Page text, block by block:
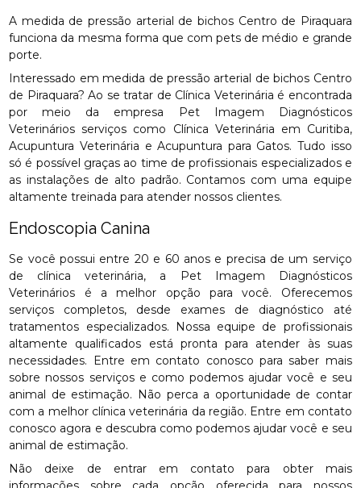
A medida de pressão arterial de bichos Centro de Piraquara
funciona da mesma forma que com pets de médio e grande
porte.
Interessado em medida de pressão arterial de bichos Centro
de Piraquara? Ao se tratar de Clínica Veterinária é encontrada
por meio da empresa Pet Imagem Diagnósticos
Veterinários serviços como Clínica Veterinária em Curitiba,
Acupuntura Veterinária e Acupuntura para Gatos. Tudo isso
só é possível graças ao time de profissionais especializados e
as instalações de alto padrão. Contamos com uma equipe
altamente treinada para atender nossos clientes.
Endoscopia Canina
Se você possui entre 20 e 60 anos e precisa de um serviço
de clínica veterinária, a Pet Imagem Diagnósticos
Veterinários é a melhor opção para você. Oferecemos
serviços completos, desde exames de diagnóstico até
tratamentos especializados. Nossa equipe de profissionais
altamente qualificados está pronta para atender às suas
necessidades. Entre em contato conosco para saber mais
sobre nossos serviços e como podemos ajudar você e seu
animal de estimação. Não perca a oportunidade de contar
com a melhor clínica veterinária da região. Entre em contato
conosco agora e descubra como podemos ajudar você e seu
animal de estimação.
Não deixe de entrar em contato para obter mais